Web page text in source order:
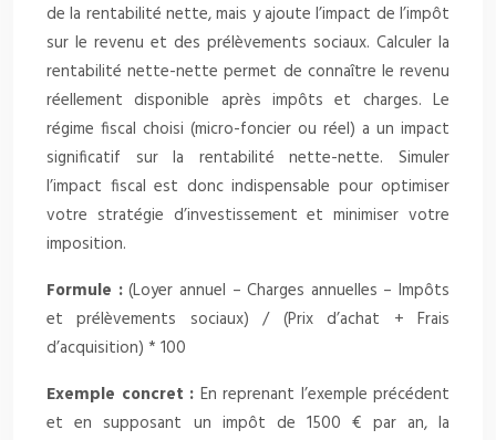
de la rentabilité nette, mais y ajoute l’impact de l’impôt
sur le revenu et des prélèvements sociaux. Calculer la
rentabilité nette-nette permet de connaître le revenu
réellement disponible après impôts et charges. Le
régime fiscal choisi (micro-foncier ou réel) a un impact
significatif sur la rentabilité nette-nette. Simuler
l’impact fiscal est donc indispensable pour optimiser
votre stratégie d’investissement et minimiser votre
imposition.
Formule :(Loyer annuel – Charges annuelles – Impôts
et prélèvements sociaux) / (Prix d’achat + Frais
d’acquisition) * 100
Exemple concret : En reprenant l’exemple précédent
et en supposant un impôt de 1500 € par an, la